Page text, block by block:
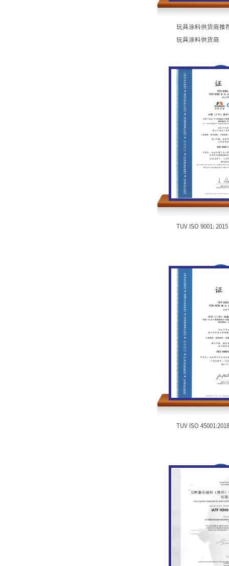
玩具涂料供货商推
玩具涂料供货商
TUV ISO 9001:
TUV ISO